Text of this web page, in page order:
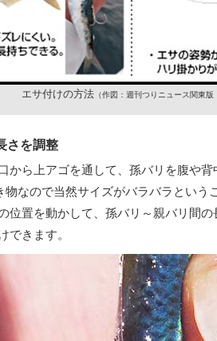
エサ付けの方法（作図：週刊つりニュース関東版
さを調整
から上アゴを通して、孫バリを腹や
なので当然サイズがバラバラという
位置を動かして、孫バリ～親バリ間
できます。